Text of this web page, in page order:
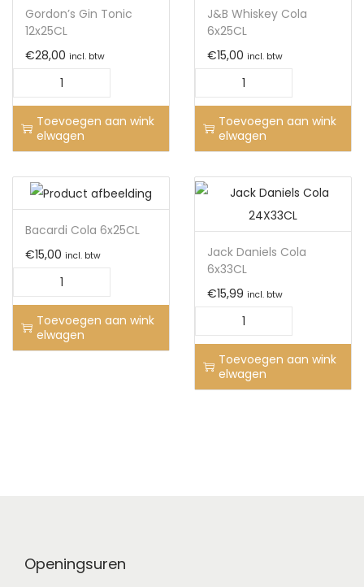
Gordon’s Gin Tonic
12x25CL
€28,00 incl. btw
Toevoegen aan wink
elwagen
J&B Whiskey Cola
6x25CL
€15,00 incl. btw
Toevoegen aan wink
elwagen
Bacardi Cola 6x25CL
€15,00 incl. btw
Toevoegen aan wink
elwagen
Jack Daniels Cola
6x33CL
€15,99 incl. btw
Toevoegen aan wink
elwagen
Openingsuren